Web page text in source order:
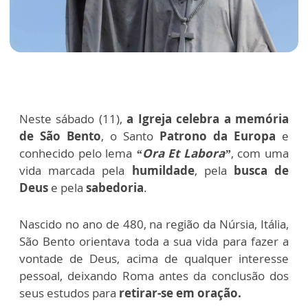
Neste sábado (11),a Igreja celebra a memória
de São Bento, o Santo Patrono da Europa e
conhecido pelo lema “Ora Et Labora”, com uma
vida marcada pela humildade, pela busca de
Deus e pela sabedoria.
Nascido no ano de 480, na região da Núrsia, Itália,
São Bento orientava toda a sua vida para fazer a
vontade de Deus, acima de qualquer interesse
pessoal, deixando Roma antes da conclusão dos
seus estudos para retirar-se em oração.